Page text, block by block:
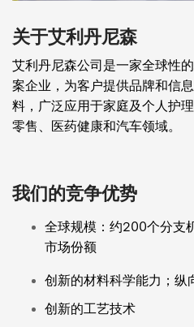
关于艾利丹尼森
艾利丹尼森公司是一家全球性
案企业，为客户提供品牌和信
料，广泛应用于家庭及个人护
零售、医药健康和汽车领域。
我们的竞争优势
全球规模：约200个分支
市场份额
创新的材料科学能力；纵
创新的工艺技术